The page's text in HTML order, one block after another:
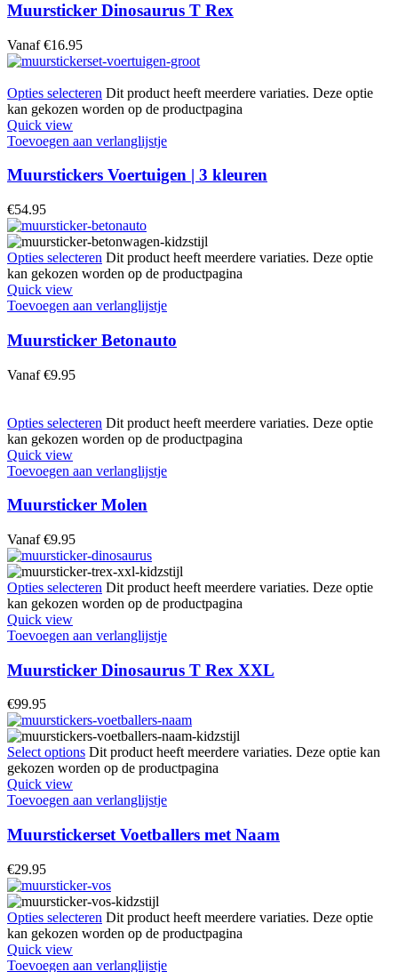
Muursticker Dinosaurus T Rex
Vanaf €16.95
Opties selecteren Dit product heeft meerdere variaties. Deze optie
kan gekozen worden op de productpagina
Quick view
Toevoegen aan verlanglijstje
Muurstickers Voertuigen | 3 kleuren
€54.95
Opties selecteren Dit product heeft meerdere variaties. Deze optie
kan gekozen worden op de productpagina
Quick view
Toevoegen aan verlanglijstje
Muursticker Betonauto
Vanaf €9.95
Opties selecteren Dit product heeft meerdere variaties. Deze optie
kan gekozen worden op de productpagina
Quick view
Toevoegen aan verlanglijstje
Muursticker Molen
Vanaf €9.95
Opties selecteren Dit product heeft meerdere variaties. Deze optie
kan gekozen worden op de productpagina
Quick view
Toevoegen aan verlanglijstje
Muursticker Dinosaurus T Rex XXL
€99.95
Select options Dit product heeft meerdere variaties. Deze optie kan
gekozen worden op de productpagina
Quick view
Toevoegen aan verlanglijstje
Muurstickerset Voetballers met Naam
€29.95
Opties selecteren Dit product heeft meerdere variaties. Deze optie
kan gekozen worden op de productpagina
Quick view
Toevoegen aan verlanglijstje